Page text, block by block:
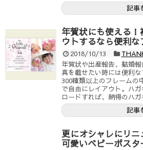
記事
年賀状にも使える
ウトするなら便利
2018/10/13
年賀状や出産報告、結婚
真を載せたい時には便利
300種類以上のフレームの
で自由にレイアウト。ハ
ロードすれば、納得のハ
記事
更にオシャレにリ
可愛いベビーポス